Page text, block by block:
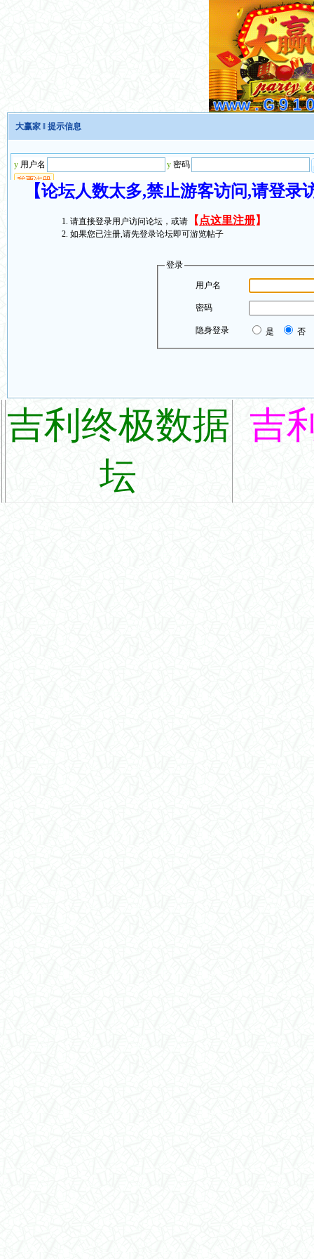
大赢家 ‖ 提示信息
【论坛人数太多,禁止游客访问,请登
请直接登录用户访问论坛，或请 【 点这里注册】
如果您已注册,请先登录论坛即可游览帖子
登录
用户名
密码
隐身登录 是 否
吉利终极数据
坛
吉